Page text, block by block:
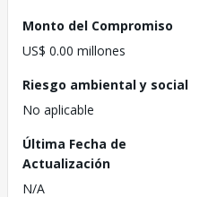
Monto del Compromiso
US$ 0.00 millones
Riesgo ambiental y social
No aplicable
Última Fecha de
Actualización
N/A